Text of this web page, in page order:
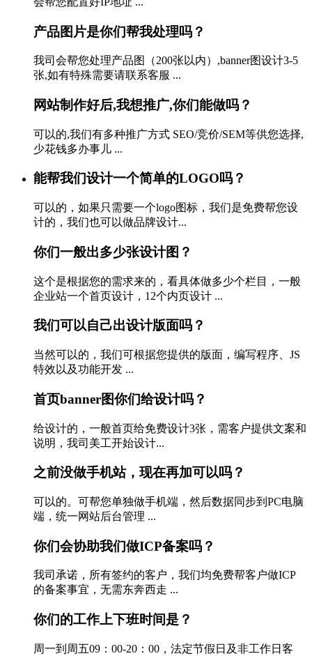
产品图片是你们帮我处理吗？
我司会帮您处理产品图（200张以内）,banner图设计3-5
张,如有特殊需要请联系客服 ...
网站制作好后,我想推广,你们能做吗？
可以的,我们有多种推广方式 SEO/竞价/SEM等供您选择,
少花钱多办事儿 ...
能帮我们设计一个简单的LOGO吗？
可以的，如果只需要一个logo图标，我们是免费帮您设
计的，我们也可以做品牌设计...
你们一般出多少张设计图？
这个是根据您的需求来的，看具体做多少个栏目，一般
企业站一个首页设计，12个内页设计 ...
我们可以自己出设计版面吗？
当然可以的，我们可根据您提供的版面，编写程序、JS
特效以及功能开发 ...
首页banner图你们给设计吗？
给设计的，一般首页给免费设计3张，需客户提供文案和
说明，我司美工开始设计...
之前没做手机站，现在再加可以吗？
可以的。可帮您单独做手机端，然后数据同步到PC电脑
端，统一网站后台管理 ...
你们会协助我们做ICP备案吗？
我司承诺，所有签约的客户，我们均免费帮客户做ICP
的备案事宜，无需东奔西走 ...
你们的工作上下班时间是？
周一到周五09：00-20：00，法定节假日及非工作日客